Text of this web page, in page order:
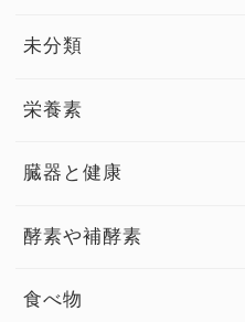
睡眠
未分類
栄養素
臓器と健康
臓器と健康 トップ
酵素や補酵素
食べ物